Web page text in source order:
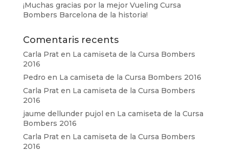
¡Muchas gracias por la mejor Vueling Cursa
Bombers Barcelona de la historia!
Comentaris recents
Carla Praten La camiseta de la Cursa Bombers
2016
Pedro en La camiseta de la Cursa Bombers 2016
Carla Praten La camiseta de la Cursa Bombers
2016
jaume dellunder pujol en La camiseta de la Cursa
Bombers 2016
Carla Praten La camiseta de la Cursa Bombers
2016